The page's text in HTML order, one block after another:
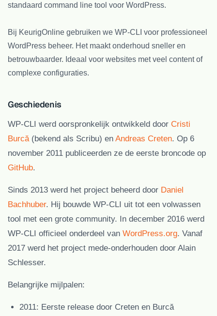
standaard command line tool voor WordPress.
Bij KeurigOnline gebruiken we WP-CLI voor professioneel
WordPress beheer. Het maakt onderhoud sneller en
betrouwbaarder. Ideaal voor websites met veel content of
complexe configuraties.
Geschiedenis
WP-CLI werd oorspronkelijk ontwikkeld door Cristi
Burcă (bekend als Scribu) en Andreas Creten. Op 6
november 2011 publiceerden ze de eerste broncode op
GitHub.
Sinds 2013 werd het project beheerd door Daniel
Bachhuber. Hij bouwde WP-CLI uit tot een volwassen
tool met een grote community. In december 2016 werd
WP-CLI officieel onderdeel van WordPress.org. Vanaf
2017 werd het project mede-onderhouden door Alain
Schlesser.
Belangrijke mijlpalen:
2011: Eerste release door Creten en Burcă